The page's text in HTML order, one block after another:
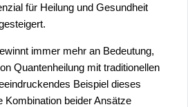
für Heilung und Gesundheit
immer mehr an Bedeutung,
Quantenheilung mit traditionellen
Beispiel dieses
Kombination beider Ansätze